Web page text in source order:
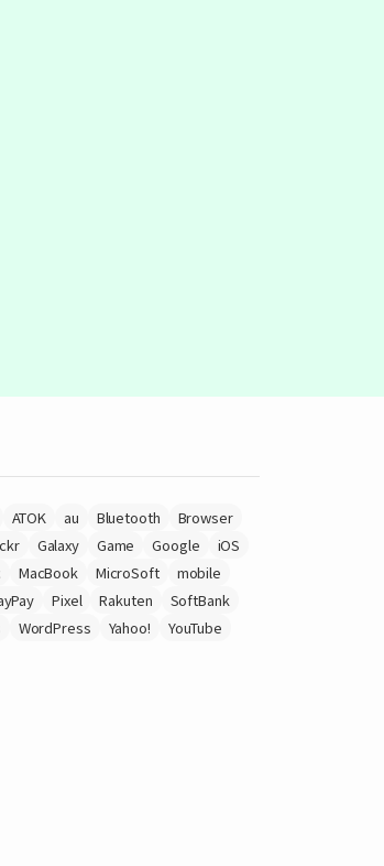
ATOK au Bluetooth
Browser
Galaxy Game Google
iOS
MacBook MicroSoft
mobile
Pixel Rakuten
SoftBank
WordPress Yahoo! YouTube